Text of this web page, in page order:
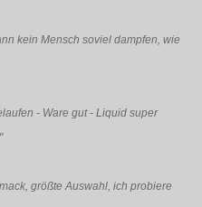
kein Mensch soviel dampfen, wie
- Ware gut - Liquid super
größte Auswahl, ich probiere